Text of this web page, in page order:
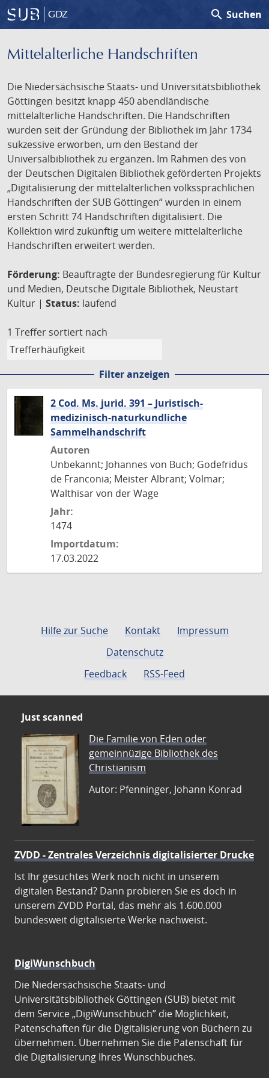
GDZ search Suchen
Mittelalterliche Handschriften
Die Niedersächsische Staats- und Universitätsbibliothek
Göttingen besitzt knapp 450 abendländische
mittelalterliche Handschriften. Die Handschriften
wurden seit der Gründung der Bibliothek im Jahr 1734
sukzessive erworben, um den Bestand der
Universalbibliothek zu ergänzen. Im Rahmen des von
der Deutschen Digitalen Bibliothek geförderten Projekts
„Digitalisierung der mittelalterlichen volkssprachlichen
Handschriften der SUB Göttingen“ wurden in einem
ersten Schritt 74 Handschriften digitalisiert. Die
Kollektion wird zukünftig um weitere mittelalterliche
Handschriften erweitert werden.
Förderung: Beauftragte der Bundesregierung für Kultur
und Medien, Deutsche Digitale Bibliothek, Neustart
Kultur | Status: laufend
1 Treffer sortiert nach
Filter anzeigen
2 Cod. Ms. jurid. 391 – Juristisch-
medizinisch-naturkundliche
Sammelhandschrift
Autoren
Unbekannt; Johannes von Buch; Godefridus
de Franconia; Meister Albrant; Volmar;
Walthisar von der Wage
Jahr:
1474
Importdatum:
17.03.2022
Hilfe zur Suche Kontakt
Impressum
Datenschutz
Feedback
RSS-Feed
Just scanned
Die Familie von Eden oder
gemeinnüzige Bibliothek des
Christianism
Autor: Pfenninger, Johann Konrad
ZVDD - Zentrales Verzeichnis digitalisierter Drucke
Ist Ihr gesuchtes Werk noch nicht in unserem
digitalen Bestand? Dann probieren Sie es doch in
unserem ZVDD Portal, das mehr als 1.600.000
bundesweit digitalisierte Werke nachweist.
DigiWunschbuch
Die Niedersächsische Staats- und
Universitätsbibliothek Göttingen (SUB) bietet mit
dem Service „DigiWunschbuch” die Möglichkeit,
Patenschaften für die Digitalisierung von Büchern zu
übernehmen. Übernehmen Sie die Patenschaft für
die Digitalisierung Ihres Wunschbuches.